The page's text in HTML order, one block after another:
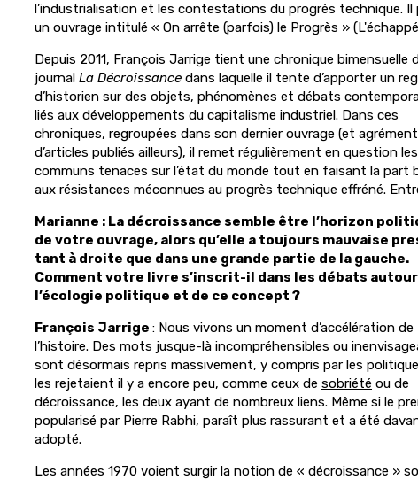
l’industrialisation et les contestations du progrès technique. Il
un ouvrage intitulé « On arrête (parfois) le Progrès »
Depuis 2011, François Jarrige tient une chronique bimensuelle
journal La Décroissance dans laquelle il tente d’apporter un
d’historien sur des objets, phénomènes et débats
liés aux développements du capitalisme industriel. Dans ces
chroniques, regroupées dans son dernier ouvrage (et
d’articles publiés ailleurs), il remet régulièrement en question
communs tenaces sur l’état du monde tout en faisant la part
aux résistances méconnues au progrès technique effréné.
Marianne : La décroissance semble être l’horizon
de votre ouvrage, alors qu’elle a toujours mauvaise
tant à droite que dans une grande partie de la gauche.
Comment votre livre s’inscrit-il dans les débats
l’écologie politique et de ce concept ?
François Jarrige : Nous vivons un moment d’accélération de
l’histoire. Des mots jusque-là incompréhensibles ou
sont désormais repris massivement, y compris par les
les rejetaient il y a encore peu, comme ceux de sobriété ou de
décroissance, les deux ayant de nombreux liens. Même si le
popularisé par Pierre Rabhi, paraît plus rassurant et a été
adopté.
Les années 1970 voient surgir la notion de « décroissance »